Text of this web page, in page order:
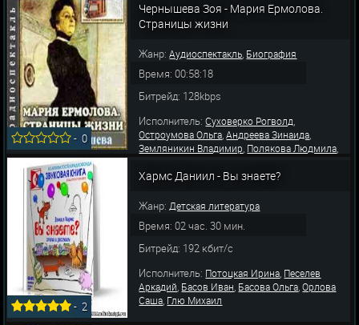
Спивак Анатолий, Яковлева Ольга,
Салтыковская Вероника
Александр,Сирина Ольга,Лакирев Виктор
-0
Чернышева Зоя - Мария Ермолова.
Страницы жизни
Жанр:Аудиоспектакль, Биография
Время: 00:58:18
Битрейд: 128kbps
Исполнитель:Суховерко Рогволд,
Остроумова Ольга,Андреева Зинаида,
Земляникин Владимир, Полякова Людмила,
Тенякова Наталья,Любецкий Лев
Янушкевич Михаил,Тарасова Ольга
Аркадий
-2
Хармс Даниил - Вы знаете?
Жанр:Детская литература
Время: 02 час. 30 мин.
Битрейд: 192 кбит/с
Исполнитель: Потоцкая Ирина, Песелев
Аркадий, Басов Иван, Басова Ольга,Орлова
Саша, Глю Михаил